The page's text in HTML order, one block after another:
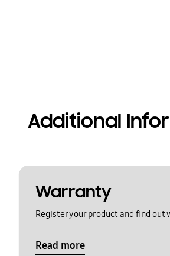
Additional
Warranty
Register your product and find out
Read more